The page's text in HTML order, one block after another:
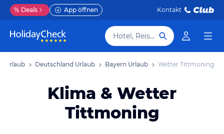
% Deals App öffnen Kontakt
Hotel, Reiseziel
Urlaub Deutschland Urlaub Bayern Urlaub Wetter Tittmoning
Klima & Wetter
Tittmoning